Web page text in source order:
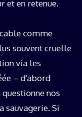
et en retenue.
comme
souvent cruelle
via les
– d'abord
nos
sauvagerie. Si